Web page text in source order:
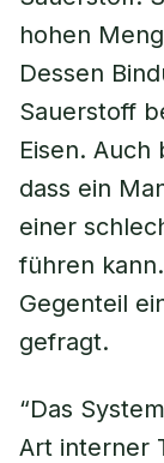
hohen
Dessen
Sauerstoff
Eisen.
dass ein
einer
führen
Gegenteil
gefragt.
“Das
Art interner